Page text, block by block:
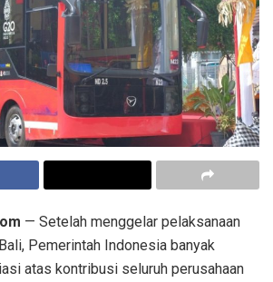
— Setelah menggelar pelaksanaan
Pemerintah Indonesia banyak
atas kontribusi seluruh perusahaan